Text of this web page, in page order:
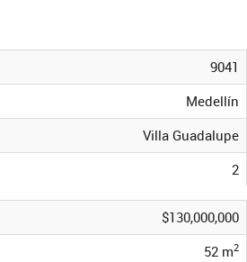
9041
Medellín
Villa Guadalupe
2
$130,000,000
52 m2